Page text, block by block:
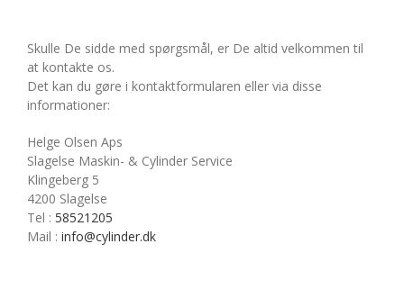
Skulle De sidde med spørgsmål, er De altid velkommen til
at kontakte os.
Det kan du gøre i kontaktformularen eller via disse
informationer:
Helge Olsen Aps
Slagelse Maskin- & Cylinder Service
Klingeberg 5
4200 Slagelse
Tel : 58521205
Mail : info@cylinder.dk